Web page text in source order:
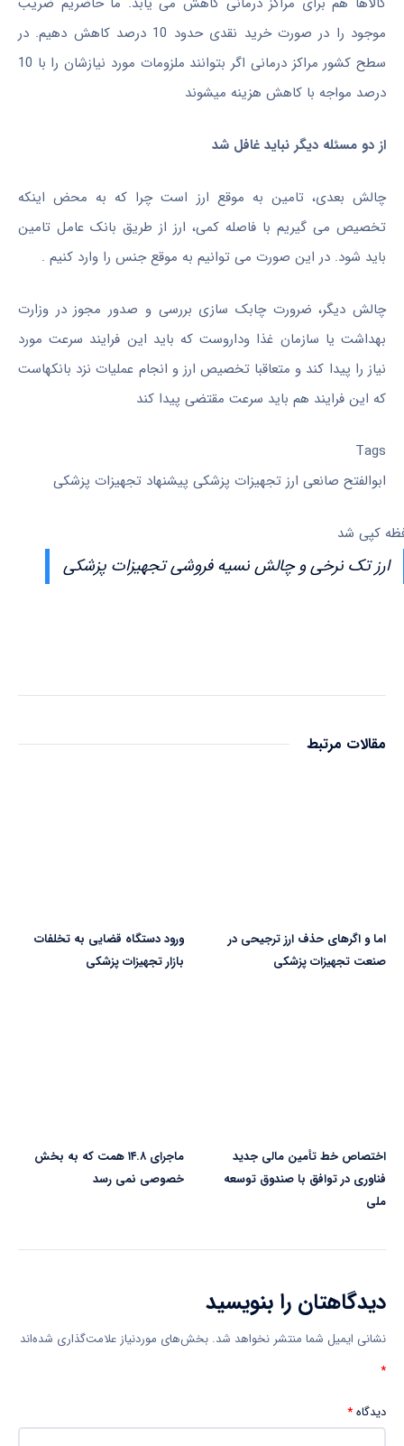
موجود را در صورت خرید نقدی حدود 10 درصد کاهش دهیم. در
سطح کشور مراکز درمانی اگر بتوانند ملزومات مورد نیازشان را با 10
درصد مواجه با کاهش هزینه میشوند
از دو مسئله دیگر نباید غافل شد
چالش بعدی، تامین به موقع ارز است چرا که به محض اینکه
تخصیص می گیریم با فاصله کمی، ارز از طریق بانک عامل تامین
باید شود. در این صورت می توانیم به موقع جنس را وارد کنیم .
چالش دیگر، ضرورت چابک سازی بررسی و صدور مجوز در وزارت
بهداشت یا سازمان غذا وداروست که باید این فرایند سرعت مورد
نیاز را پیدا کند و متعاقبا تخصیص ارز و انجام عملیات نزد بانکهاست
که این فرایند هم باید سرعت مقتضی پیدا کند
Tags
ابوالفتح صانعی ارز تجهیزات پزشکی پیشنهاد تجهیزات پزشکی
کپی شد
ارز تک نرخی و چالش نسیه فروشی تجهیزات پزشکی
مقالات مرتبط
اما و اگرهای حذف ارز ترجیحی در
صنعت تجهیزات پزشکی
ورود دستگاه قضایی به تخلفات
بازار تجهیزات پزشکی
اختصاص خط تأمین مالی جدید
فناوری در توافق با صندوق توسعه
ملی
ماجرای ۱۴.۸ همت که به بخش
خصوصی نمی رسد
دیدگاهتان را بنویسید
نشانی ایمیل شما منتشر نخواهد شد. بخش‌های موردنیاز علامت‌گذاری شده‌اند
*
دیدگاه*